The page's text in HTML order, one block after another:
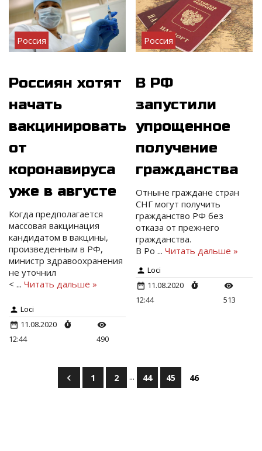
Россия
Россиян хотят
начать
вакцинировать
от
коронавируса
уже в августе
Когда предполагается
массовая вакцинация
кандидатом в вакцины,
произведенным в РФ,
министр здравоохранения
не уточнил
< ... Читать дальше »
Loci
11.08.2020
12:44
490
Россия
В РФ
запустили
упрощенное
получение
гражданства
Отныне граждане стран
СНГ могут получить
гражданство РФ без
отказа от прежнего
гражданства.
В Ро...Читать дальше »
Loci
11.08.2020
12:44
513
1 2 ... 44 45 46